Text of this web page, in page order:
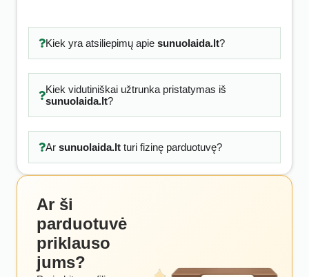
Kiek yra atsiliepimų apie sunuolaida.lt?
Kiek vidutiniškai užtrunka pristatymas iš
sunuolaida.lt?
Ar sunuolaida.ltturi fizinę parduotuvę?
Ar ši
parduotuvė
priklauso
jums?